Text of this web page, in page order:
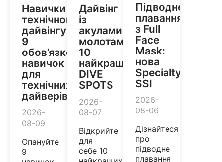
Навички
технічного
дайвінгу:
9
обов’язкових
навичок
для
технічних
дайверів
2026-
08-09
Опануйте
9
Дайвінг
із
акулами-
молотами:
10
найкращих
DIVE
SPOTS
2026-
08-07
Відкрийте
для
себе 10
Підводне
плавання
з Full
Face
Mask:
нова
Specialty
SSI
2026-
08-06
Дізнайтеся
про
підводне
плавання